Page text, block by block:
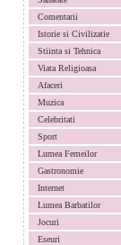
Comentarii
Istorie si Civilizatie
Stiinta si Tehnica
Viata Religioasa
Afaceri
Muzica
Celebritati
Sport
Lumea Femeilor
Gastronomie
Internet
Lumea Barbatilor
Jocuri
Eseuri